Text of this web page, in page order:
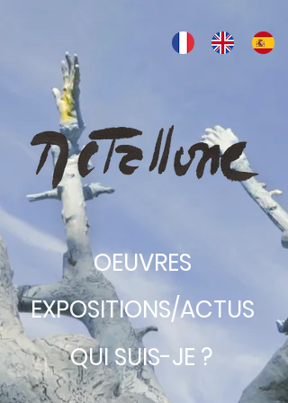
OEUVRES
EXPOSITIONS/ACTUS
QUI SUIS-JE ?